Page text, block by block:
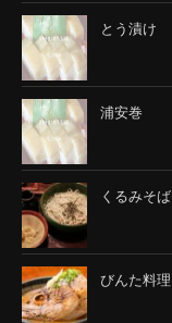
とう漬け
浦安巻
くるみそば
びんた料理